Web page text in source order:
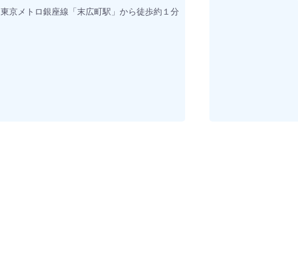
東京メトロ銀座線「末広町駅」から徒歩約１分